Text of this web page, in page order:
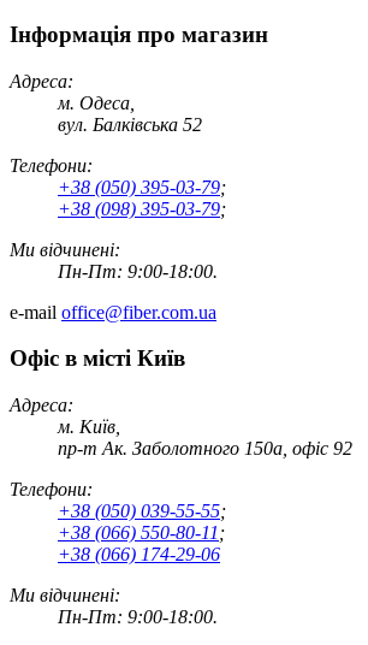
Інформація про магазин
Адреса:
м. Одеса,
вул. Балківська 52
Телефони:
+38 (050) 395-03-79;
+38 (098) 395-03-79;
Ми відчинені:
Пн-Пт: 9:00-18:00.
e-mail office@fiber.com.ua
Офіс в місті Київ
Адреса:
м. Київ,
пр-т Ак. Заболотного 150а, офіс 92
Телефони:
+38 (050) 039-55-55;
+38 (066) 550-80-11 ;
+38 (066) 174-29-06
Ми відчинені:
Пн-Пт: 9:00-18:00.